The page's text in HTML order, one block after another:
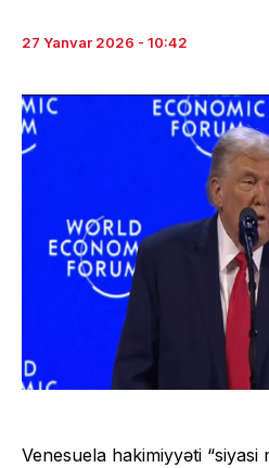
27 Yanvar 2026 - 10:42
Venesuela hakimiyyəti “siyasi